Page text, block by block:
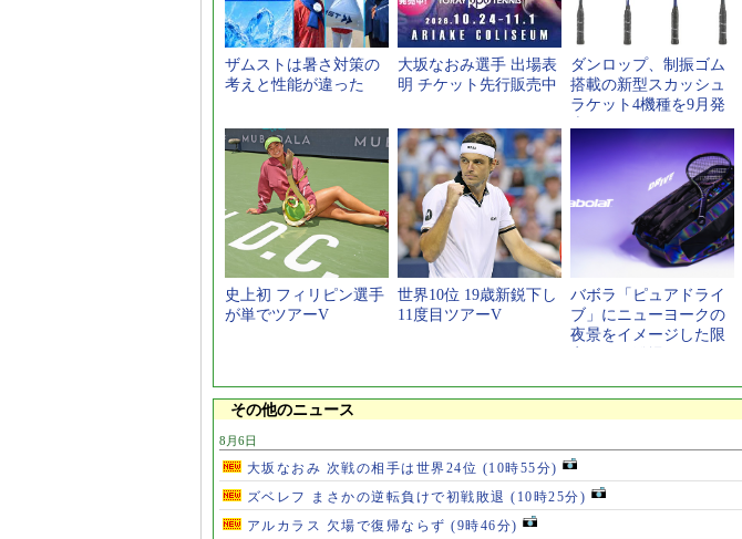
ザムストは暑さ対策の
考えと性能が違った
大坂なおみ選手 出場表
明 チケット先行販売中
ダンロップ、制振ゴム
搭載の新型スカッシュ
ラケット4機種を9月発
売
史上初 フィリピン選手
が単でツアーV
世界10位 19歳新鋭下し
11度目ツアーV
バボラ「ピュアドライ
ブ」にニューヨークの
夜景をイメージした限
その他のニュース
8月6日
大坂なおみ 次戦の相手は世界24位 (10時55分)
ズベレフ まさかの逆転負けで初戦敗退 (10時25分)
アルカラス 欠場で復帰ならず (9時46分)